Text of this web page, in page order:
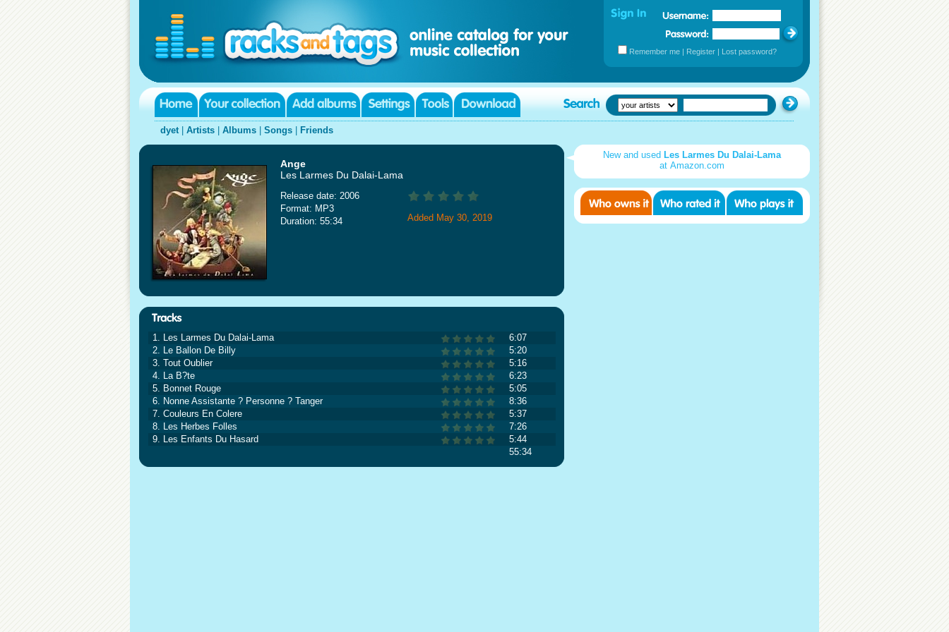
Remember me | Register | Lost password?
dyet| Artists Albums Songs Friends
Ange
Les Larmes Du Dalai-Lama
Release date: 2006
Format: MP3
Duration: 55:34
Added May 30, 2019
1. Les Larmes Du Dalai-Lama
6:07
2. Le Ballon De Billy
5:20
3. Tout Oublier
5:16
4. La B?te
6:23
5. Bonnet Rouge
5:05
6. Nonne Assistante ? Personne ? Tanger
8:36
7. Couleurs En Colere
5:37
8. Les Herbes Folles
7:26
9. Les Enfants Du Hasard
5:44
55:34
New and used Les Larmes Du Dalai-Lama
at Amazon.com